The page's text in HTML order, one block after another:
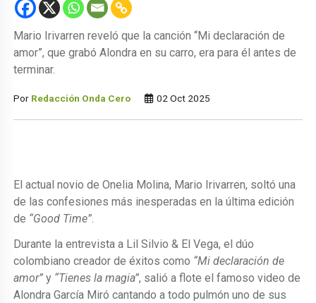
Mario Irivarren reveló que la canción “Mi declaración de
amor”, que grabó Alondra en su carro, era para él antes de
terminar.
Por Redacción Onda Cero 02 Oct 2025
El actual novio de Onelia Molina, Mario Irivarren, soltó una
de las confesiones más inesperadas en la última edición
de “Good Time”.
Durante la entrevista a Lil Silvio & El Vega, el dúo
colombiano creador de éxitos como “Mi declaración de
amor” y “Tienes la magia”, salió a flote el famoso video de
Alondra García Miró cantando a todo pulmón uno de sus